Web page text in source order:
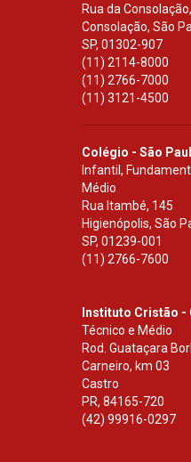
Rua da
Consolação, São
SP, 01302-907
(11) 2114-8000
(11) 2766-7000
(11) 3121-4500
Colégio - São
Infantil,
Médio
Rua Itambé, 145
Higienópolis, São
SP, 01239-001
(11) 2766-7600
Instituto Cristão -
Técnico e Médio
Rod. Guataçara
Carneiro, km 03
Castro
PR, 84165-720
(42) 99916-0297